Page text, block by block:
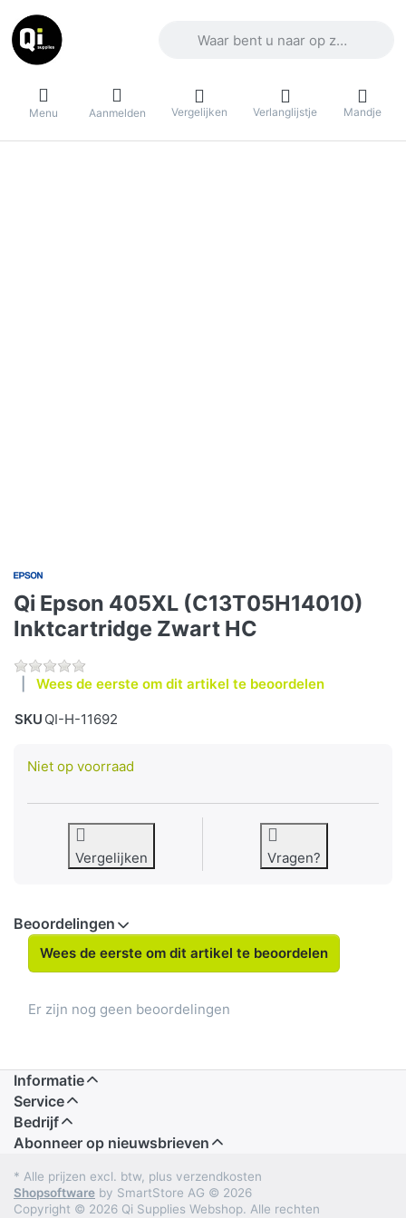
Menu Aanmelden Vergelijken Verlanglijstje Mandje
Qi Epson 405XL (C13T05H14010)
Inktcartridge Zwart HC
Wees de eerste om dit artikel te beoordelen
SKU QI-H-11692
Niet op voorraad
Vergelijken Vragen?
Beoordelingen
Wees de eerste om dit artikel te beoordelen
Er zijn nog geen beoordelingen
Informatie
Service
Bedrijf
Abonneer op nieuwsbrieven
* Alle prijzen excl. btw, plus verzendkosten
Shopsoftware by SmartStore AG © 2026
Copyright © 2026 Qi Supplies Webshop. Alle rechten